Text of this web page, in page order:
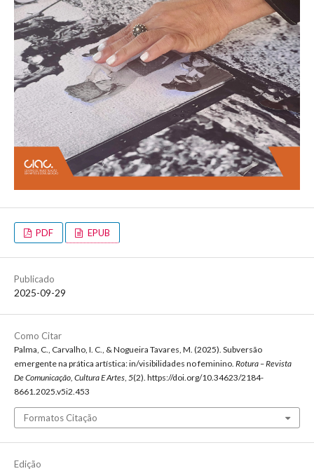
PDF EPUB
Publicado
2025-09-29
Como Citar
Palma, C., Carvalho, I. C., & Nogueira Tavares, M. (2025). Subversão
emergente na prática artística: in/visibilidades no feminino. Rotura – Revista
De Comunicação, Cultura E Artes, 5(2). https://doi.org/10.34623/2184-
8661.2025.v5i2.453
Formatos Citação
Edição